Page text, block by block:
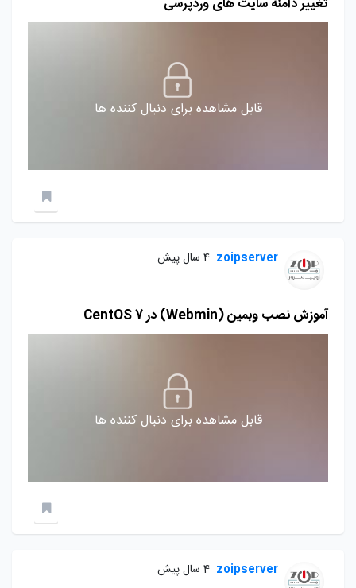
تغییر دامنه سایت های وردپرسی
قابل مشاهده برای دنبال کننده ها
zoipserver 4 سال پیش
آموزش نصب وبمین (Webmin) در CentOS 7
قابل مشاهده برای دنبال کننده ها
zoipserver 4 سال پیش